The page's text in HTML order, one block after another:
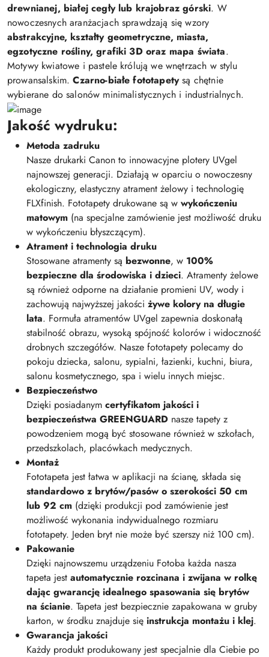
drewnianej, białej cegły lub krajobraz górski. W
nowoczesnych aranżacjach sprawdzają się wzory
abstrakcyjne, kształty geometryczne, miasta,
egzotyczne rośliny, grafiki 3D oraz mapa świata.
Motywy kwiatowe i pastele królują we wnętrzach w stylu
prowansalskim.Czarno-białe fototapetysą chętnie
wybierane do salonów minimalistycznych i industrialnych.
Jakość wydruku:
Metoda zadruku
Nasze drukarki Canon to innowacyjne plotery UVgel
najnowszej generacji. Działają w oparciu o nowoczesny
ekologiczny, elastyczny atrament żelowy i technologię
FLXfinish. Fototapety drukowane są w wykończeniu
matowym (na specjalne zamówienie jest możliwość druku
w wykończeniu błyszczącym).
Atrament i technologia druku
Stosowane atramenty są bezwonne, w 100%
bezpieczne dla środowiska i dzieci. Atramenty żelowe
są również odporne na działanie promieni UV, wody i
zachowują najwyższej jakości żywe kolory na długie
lata. Formuła atramentów UVgel zapewnia doskonałą
stabilność obrazu, wysoką spójność kolorów i widoczność
drobnych szczegółów. Nasze fototapety polecamy do
pokoju dziecka, salonu, sypialni, łazienki, kuchni, biura,
salonu kosmetycznego, spa i wielu innych miejsc.
Bezpieczeństwo
Dzięki posiadanym certyfikatom jakości i
bezpieczeństwa GREENGUARD nasze tapety z
powodzeniem mogą być stosowane również w szkołach,
przedszkolach, placówkach medycznych.
Montaż
Fototapeta jest łatwa w aplikacji na ścianę, składa się
standardowo z brytów/pasów o szerokości 50 cm
lub 92 cm (dzięki produkcji pod zamówienie jest
możliwość wykonania indywidualnego rozmiaru
fototapety. Jeden bryt nie może być szerszy niż 100 cm).
Pakowanie
Dzięki najnowszemu urządzeniu Fotoba każda nasza
tapeta jest automatycznie rozcinana i zwijana w rolkę
dając gwarancję idealnego spasowania się brytów
na ścianie. Tapeta jest bezpiecznie zapakowana w gruby
karton, w środku znajduje się instrukcja montażu i klej.
Gwarancja jakości
Każdy produkt produkowany jest specjalnie dla Ciebie po